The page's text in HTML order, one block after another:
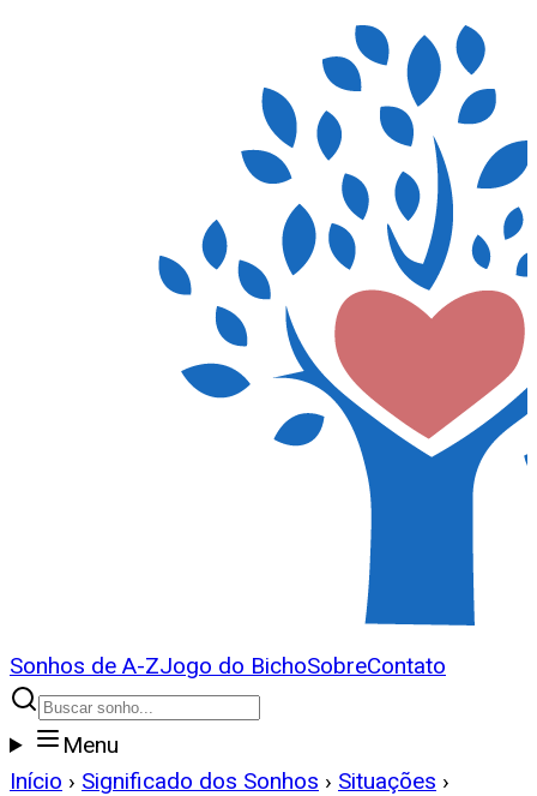
Sonhos de A-ZJogo do BichoSobreContato
Menu
Início › Significado dos Sonhos › Situações ›